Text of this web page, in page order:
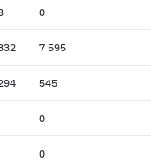
0
7 595
545
0
0